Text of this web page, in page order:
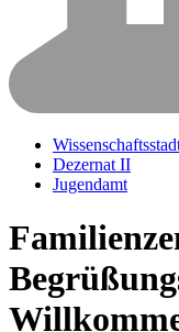
Dezernat II
Jugendamt